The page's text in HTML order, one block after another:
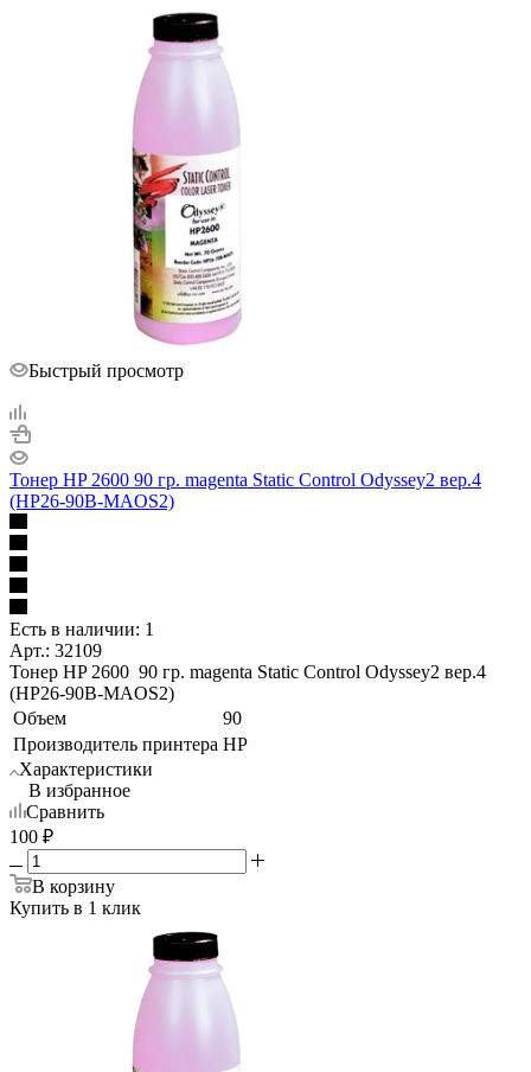
Быстрый просмотр
Тонер HP 2600 90 гр. magenta Static Control Odyssey2 вер.4
(НР26-90B-MAОS2)
Есть в наличии: 1
Арт.: 32109
Тонер HP 2600 90 гр. magenta Static Control Odyssey2 вер.4
(НР26-90B-MAОS2)
Объем
90
Производитель принтера HP
Характеристики
В избранное
Сравнить
100 ₽
В корзину
Купить в 1 клик